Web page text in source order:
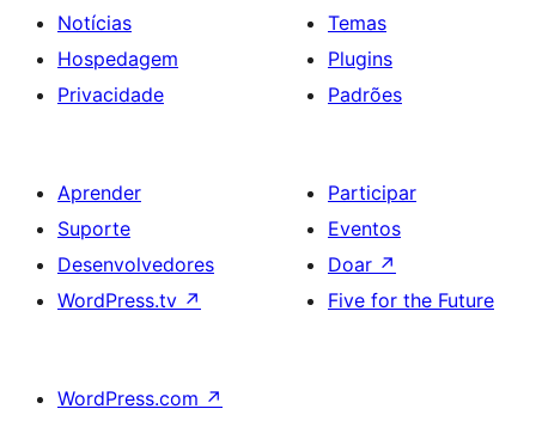
Notícias
Hospedagem
Privacidade
Temas
Plugins
Padrões
Aprender
Suporte
Desenvolvedores
WordPress.tv ↗
Participar
Eventos
Doar ↗
Five for the Future
WordPress.com ↗